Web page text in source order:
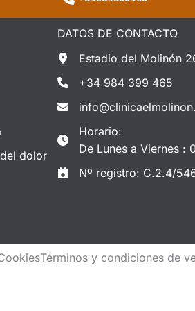
DATOS DE CONTACTO
dolor
Estadio del Molinón
+34 984 399 465
Horario:
De Lunes a Viernes :
Nº registro: C.2.4/
Términos y condiciones de